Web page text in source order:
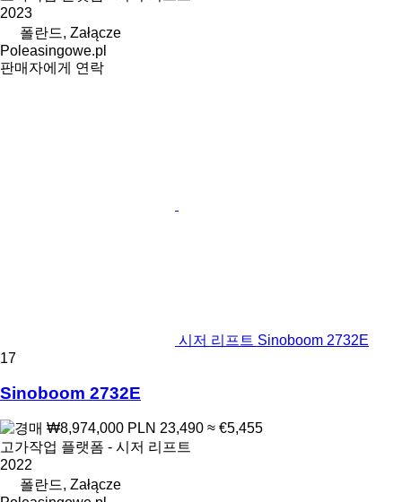
2023
폴란드, Załącze
Poleasingowe.pl
판매자에게 연락
시저 리프트 Sinoboom 2732E
17
Sinoboom 2732E
₩8,974,000 PLN 23,490 ≈ €5,455
고가작업 플랫폼 - 시저 리프트
2022
폴란드, Załącze